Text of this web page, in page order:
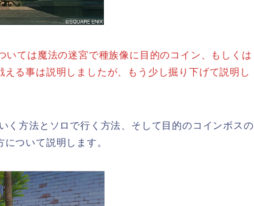
いては魔法の迷宮で種族像に目的のコイン、もしくは
る事は説明しましたが、もう少し掘り下げて説明し
く方法とソロで行く方法、そして目的のコインボスの
ついて説明します。